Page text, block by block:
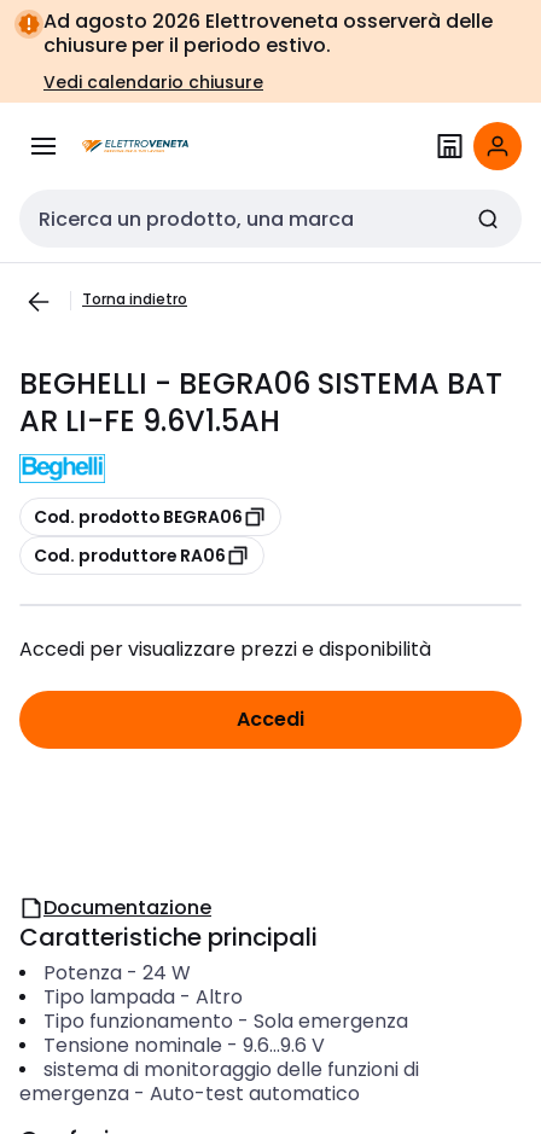
Vai alla
navigazione
Vai
alla
pagina
Ad agosto 2026 Elettroveneta osserverà delle
chiusure per il periodo estivo.
Vedi calendario chiusure
Cerca input
Torna indietro
BEGHELLI - BEGRA06 SISTEMA BAT
AR LI-FE 9.6V1.5AH
copia
Cod. prodotto BEGRA06
copia
Cod. produttore RA06
Accedi per visualizzare prezzi e disponibilità
Accedi
Documentazione
Caratteristiche principali
Potenza- 24 W
Tipo lampada- Altro
Tipo funzionamento - Sola emergenza
Tensione nominale - 9.6...9.6 V
sistema di monitoraggio delle funzioni di
emergenza - Auto-test automatico